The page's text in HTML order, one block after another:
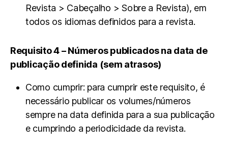
Revista > Cabeçalho > Sobre a Revista), em
todos os idiomas definidos para a revista.
Requisito 4 – Números publicados na data de
publicação definida (sem atrasos)
Como cumprir: para cumprir este requisito, é
necessário publicar os volumes/números
sempre na data definida para a sua publicação
e cumprindo a periodicidade da revista.